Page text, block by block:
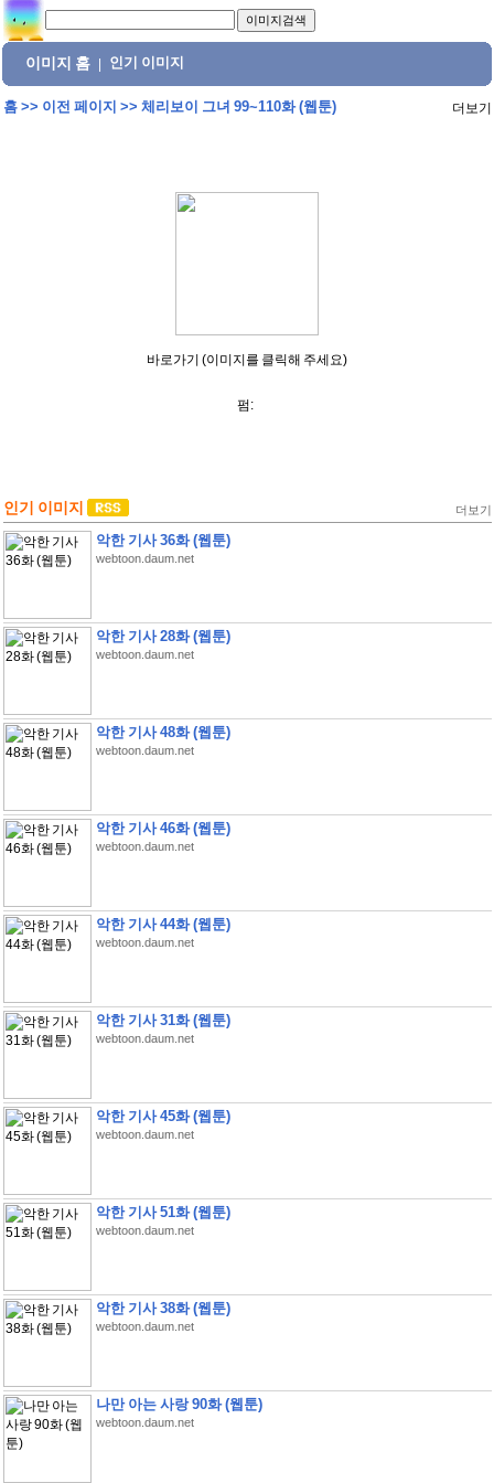
이미지 홈 인기 이미지
홈>> 이전 페이지 >> 체리보이 그녀 99~110화 (웹툰) 더보기
바로가기 (이미지를 클릭해 주세요)
펌:
인기 이미지 더보기
악한 기사 36화 (웹툰)
webtoon.daum.net
악한 기사 28화 (웹툰)
webtoon.daum.net
악한 기사 48화 (웹툰)
webtoon.daum.net
악한 기사 46화 (웹툰)
webtoon.daum.net
악한 기사 44화 (웹툰)
webtoon.daum.net
악한 기사 31화 (웹툰)
webtoon.daum.net
악한 기사 45화 (웹툰)
webtoon.daum.net
악한 기사 51화 (웹툰)
webtoon.daum.net
악한 기사 38화 (웹툰)
webtoon.daum.net
나만 아는 사랑 90화 (웹툰)
webtoon.daum.net